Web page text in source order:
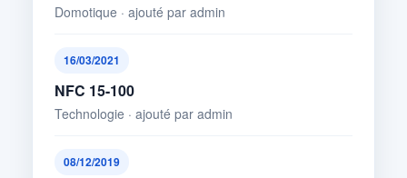
Domotique · ajouté par admin
16/03/2021
NFC 15-100
Technologie · ajouté par admin
08/12/2019